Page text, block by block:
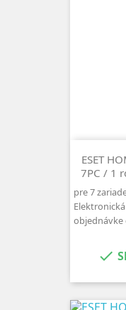
ESET
7PC / 1
pre 7
objednávke
